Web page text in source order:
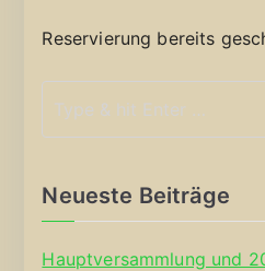
Reservierung bereits
Neueste Beiträge
Hauptversammlung und